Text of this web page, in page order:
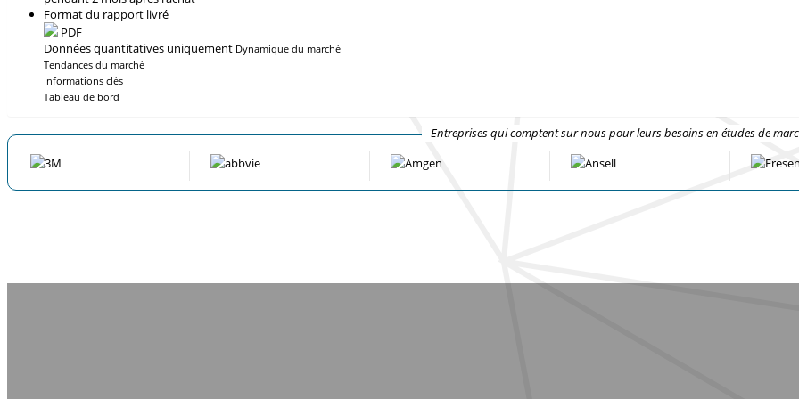
Format du rapport livré
PDF
Données quantitatives uniquement Dynamique du marché
Tendances du marché
Informations clés
Tableau de bord
Entreprises qui comptent sur nous pour leurs besoins en études de